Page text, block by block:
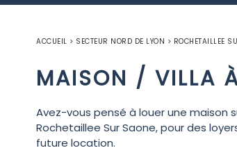
ACCUEIL > SECTEUR NORD DE LYON > ROCHETAILLEE
MAISON / VILLA
Avez-vous pensé à louer une maison
Rochetaillee Sur Saone, pour des
future location.